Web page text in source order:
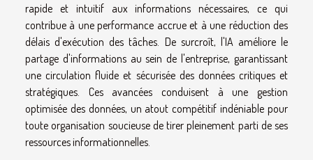
rapide et intuitif aux informations nécessaires, ce qui
contribue à une performance accrue et à une réduction des
délais d'exécution des tâches. De surcroît, l'IA améliore le
partage d'informations au sein de l'entreprise, garantissant
une circulation fluide et sécurisée des données critiques et
stratégiques. Ces avancées conduisent à une gestion
optimisée des données, un atout compétitif indéniable pour
toute organisation soucieuse de tirer pleinement parti de ses
ressources informationnelles.